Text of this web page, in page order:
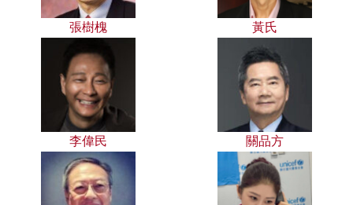
張樹槐 黃氏
李偉民 關品方